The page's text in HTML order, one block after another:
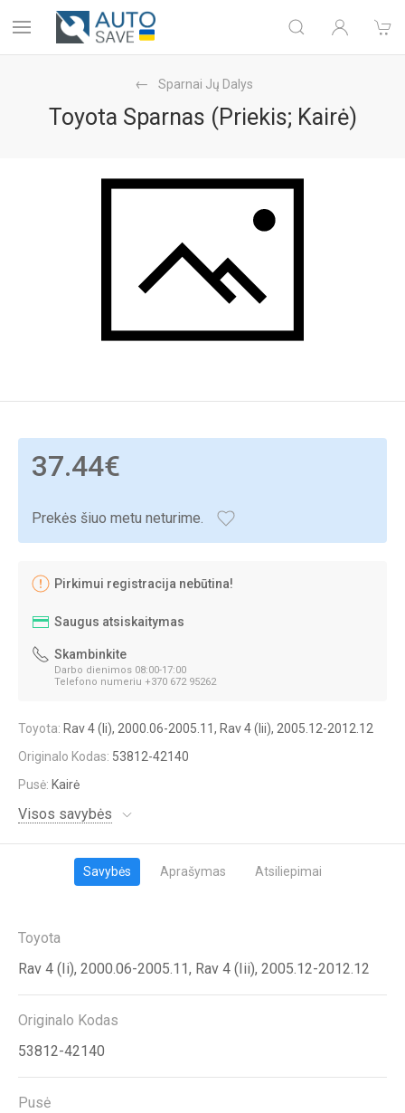
Sparnai Jų Dalys
Toyota Sparnas (Priekis; Kairė)
37.44€
Prekės šiuo metu neturime.
Pirkimui registracija nebūtina!
Saugus atsiskaitymas
Skambinkite
Darbo dienimos 08:00-17:00
Telefono numeriu +370 672 95262
Toyota: Rav 4 (Ii), 2000.06-2005.11, Rav 4 (Iii), 2005.12-2012.12
Originalo Kodas: 53812-42140
Pusė: Kairė
Visos savybės
Savybės Aprašymas Atsiliepimai
Toyota
Rav 4 (Ii), 2000.06-2005.11, Rav 4 (Iii), 2005.12-2012.12
Originalo Kodas
53812-42140
Pusė